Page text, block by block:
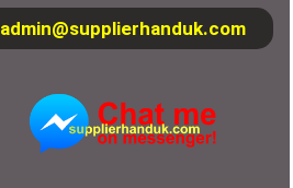
admin@supplierhanduk.com